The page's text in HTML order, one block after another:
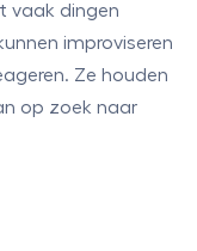
vaak dingen
improviseren
Ze houden
op zoek naar